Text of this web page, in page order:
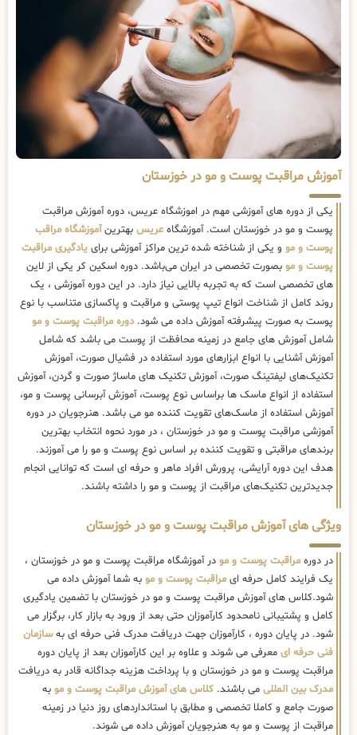
آموزش مراقبت پوست و مو در خوزستان
یکی از دوره های آموزشی مهم در اموزشگاه عریس، دوره آموزش مراقبت
پوست و مو در خوزستان است. آموزشگاه عریس بهترینآموزشگاه مراقب
پوست و مو و یکی از شناخته شده ترین مراکز آموزشی برای یادگیری مراقبت
پوست و مو بصورت تخصصی در ایران می‌باشد. دوره اسکین کر یکی از لاین
های تخصصی است که به تجربه بالایی نیاز دارد. در این دوره آموزشی ، یک
روند کامل از شناخت انواع تیپ پوستی و مراقبت و پاکسازی متناسب با نوع
پوست به صورت پیشرفته آموزش داده می شود.دوره مراقبت پوست و مو
شامل آموزش های جامع در زمینه محافظت از پوست می باشد که شامل
آموزش آشنایی با انواع ابزارهای مورد استفاده در فشیال صورت، آموزش
تکنیک‌های لیفتینگ صورت، آموزش تکنیک های ماساژ صورت و گردن، آموزش
استفاده از انواع ماسک ها براساس نوع پوست، آموزش آبرسانی پوست و مو،
آموزش استفاده از ماسک‌های تقویت کننده مو می باشد. هنرجویان در دوره
آموزشی مراقبت پوست و مو در خوزستان ، در مورد نحوه انتخاب بهترین
برندهای مراقبتی و تقویت کننده بر اساس نوع پوست و مو را می آموزند.
هدف این دوره آرایشی، پرورش افراد ماهر و حرفه ای است که توانایی انجام
جدیدترین تکنیک‌های مراقبت از پوست و مو را داشته باشند.
ویژگی های آموزش مراقبت پوست و مو در خوزستان
در دوره مراقبت پوست و مو در آموزشگاه مراقبت پوست و مو در خوزستان ،
یک فرایند کامل حرفه ای مراقبت پوست و مو به شما آموزش داده می
شود.کلاس های آموزش مراقبت پوست و مو در خوزستان با تضمین یادگیری
کامل و پشتیبانی نامحدود کارآموزان حتی بعد از ورود به بازار کار، برگزار می
شود. در پایان دوره ، کارآموزان جهت دریافت مدرک فنی حرفه ای بهسازمان
فنی حرفه ای معرفی می شوند و علاوه بر این کارآموزان بعد از پایان دوره
مراقبت پوست و مو در خوزستان و با پرداخت هزینه جداگانه قادر به دریافت
مدرک بین المللی می باشند. کلاس های آموزش مراقبت پوست و مو به
صورت جامع و کاملا تخصصی و مطابق با استانداردهای روز دنیا در زمینه
مراقبت از پوست و مو به هنرجویان آموزش داده می شوند.